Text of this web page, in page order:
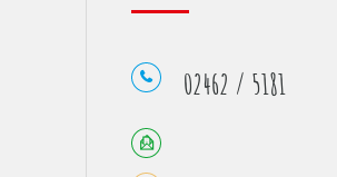
02462 / 5181